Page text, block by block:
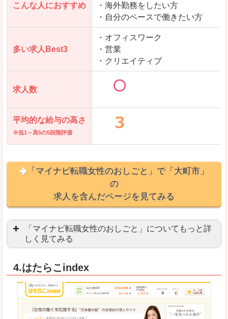
こんな人におすすめ
・海外勤務をしたい方
・自分のペースで働きたい方
多い求人Best3
・オフィスワーク
・営業
・クリエイティブ
求人数
平均的な給与の高さ
※低1～高5の5段階評価
「マイナビ転職女性のおしごと」で「大町市」
の
求人を含んだページを見てみる
「マイナビ転職女性のおしごと」についてもっと詳
しく見てみる
良いところ
「自分のペースで働きたい」「キャリアアップ」
はじめての転職についてのお役立ち情報が満載で
4.はたらこindex